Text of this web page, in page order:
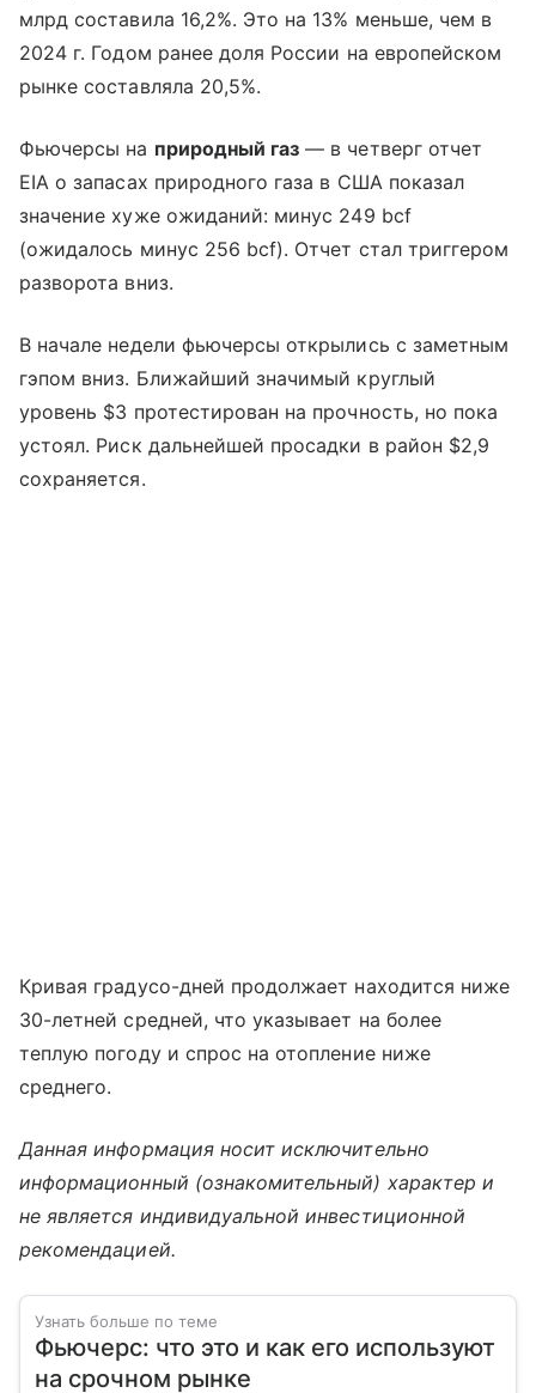
млрд составила 16,2%. Это на 13% меньше, чем в
2024 г. Годом ранее доля России на европейском
рынке составляла 20,5%.
Фьючерсы на природный газ — в четверг отчет
EIA о запасах природного газа в США показал
значение хуже ожиданий: минус 249 bcf
(ожидалось минус 256 bcf). Отчет стал триггером
разворота вниз.
В начале недели фьючерсы открылись с заметным
гэпом вниз. Ближайший значимый круглый
уровень $3 протестирован на прочность, но пока
устоял. Риск дальнейшей просадки в район $2,9
сохраняется.
Кривая градусо-дней продолжает находится ниже
30-летней средней, что указывает на более
теплую погоду и спрос на отопление ниже
среднего.
Данная информация носит исключительно
информационный (ознакомительный) характер и
не является индивидуальной инвестиционной
рекомендацией.
Узнать больше по теме
Фьючерс: что это и как его используют
на срочном рынке